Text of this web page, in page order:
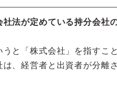
法が定めている持分会社
うと「株式会社」を指すこ
は、経営者と出資者が分離